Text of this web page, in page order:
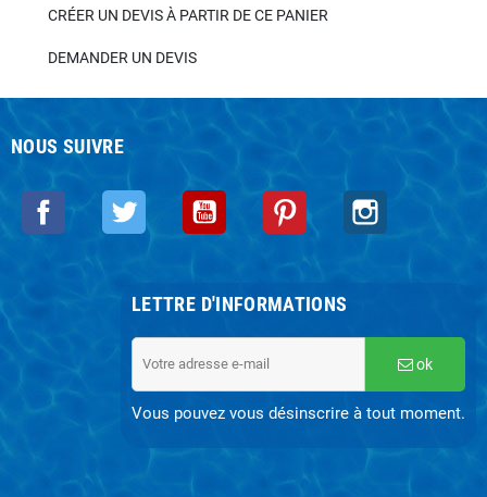
CRÉER UN DEVIS À PARTIR DE CE PANIER
DEMANDER UN DEVIS
NOUS SUIVRE
Facebook Twitter YouTube Pinterest
LETTRE D'INFORMATIONS
ok
Vous pouvez vous désinscrire à tout moment.